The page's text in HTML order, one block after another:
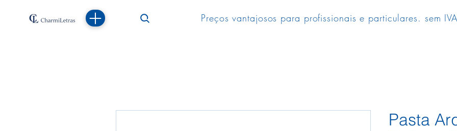
Preços vantajosos para profissionais e particulares. sem
Pasta